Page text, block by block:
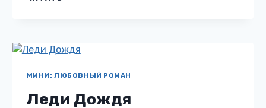
РЯДОМ
МИНИ: ЛЮБОВНЫЙ РОМАН
Леди Дождя